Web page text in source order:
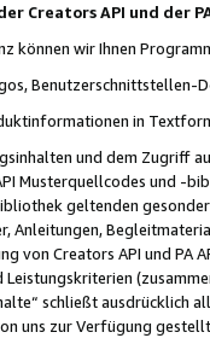
Creators API und der
können wir Ihnen
Benutzerschnittstellen-
in
und dem Zugriff
Musterquellcodes und
geltenden
Anleitungen,
von Creators API und PA
schließt ausdrücklich
uns zur Verfügung